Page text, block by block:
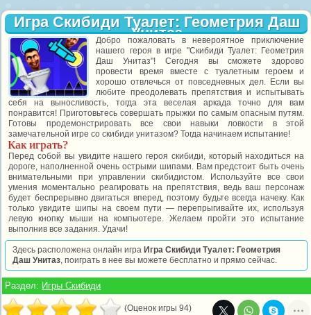
Игра Скибиди Туалет: Геометрия Даш
Унитаз
Добро пожаловать в невероятное приключение
нашего героя в игре "Скибиди Туалет: Геометрия
Даш Унитаз"! Сегодня вы сможете здорово
провести время вместе с туалетным героем и
хорошо отвлечься от повседневных дел. Если вы
любите преодолевать препятствия и испытывать
себя на выносливость, тогда эта веселая аркада точно для вам
понравится! Приготовьтесь совершать прыжки по самым опасным путям.
Готовы продемонстрировать все свои навыки ловкости в этой
замечательной игре со скибиди унитазом? Тогда начинаем испытание!
Как играть?
Перед собой вы увидите нашего героя скибиди, который находиться на
дороге, наполненной очень острыми шипами. Вам предстоит быть очень
внимательными при управлении скибидистом. Используйте все свои
умения моментально реагировать на препятствия, ведь ваш персонаж
будет беспрерывно двигаться вперед, поэтому будьте всегда начеку. Как
только увидите шипы на своем пути — перепрыгивайте их, используя
левую кнопку мыши на компьютере. Желаем пройти это испытание
выполнив все задания. Удачи!
Здесь расположена онлайн игра Игра Скибиди Туалет: Геометрия
Даш Унитаз, поиграть в нее вы можете бесплатно и прямо сейчас.
Раздел: Игры Скибиди
(Оценок игры 94)